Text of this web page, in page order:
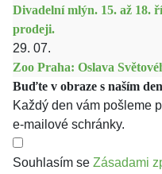
Divadelní mlýn. 15. až
prodeji.
29. 07.
Zoo Praha: Oslava
Buďte v obraze s naším
Každý den vám pošleme
e-mailové schránky.
Souhlasím se Zásadami